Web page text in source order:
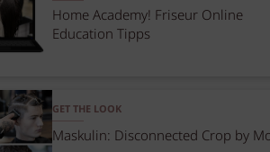
Home Academy! Friseur Online
Education Tipps
GET THE LOOK
Maskulin: Disconnected Crop by